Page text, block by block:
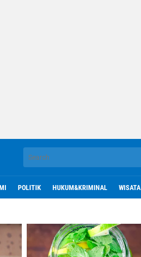
POLITIK HUKUM&KRIMINAL WISATA